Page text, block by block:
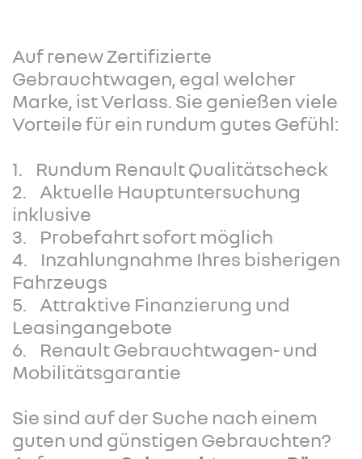
Auf renew Zertifizierte
Gebrauchtwagen, egal welcher
Marke, ist Verlass. Sie genießen viele
Vorteile für ein rundum gutes Gefühl:
1. Rundum Renault Qualitätscheck
2. Aktuelle Hauptuntersuchung
inklusive
3. Probefahrt sofort möglich
4. Inzahlungnahme Ihres bisherigen
Fahrzeugs
5. Attraktive Finanzierung und
Leasingangebote
6. Renault Gebrauchtwagen- und
Mobilitätsgarantie
Sie sind auf der Suche nach einem
guten und günstigen Gebrauchten?